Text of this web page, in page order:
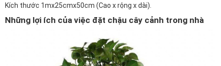
Kích thước 1mx25cmx50cm (Cao x rộng x dài).
Những lợi ích của việc đặt chậu cây cảnh trong nhà